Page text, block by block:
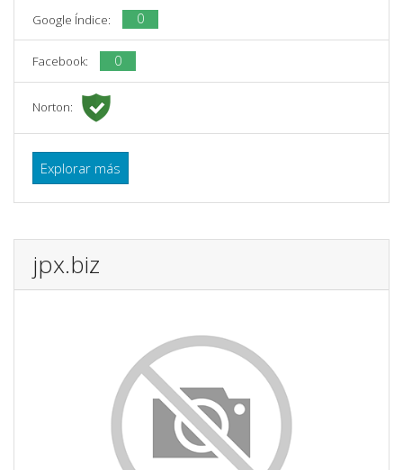
Google Índice: 0
Facebook: 0
Norton:
Explorar más
jpx.biz